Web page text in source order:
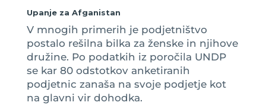
Upanje za Afganistan
V mnogih primerih je podjetništvo
postalo rešilna bilka za ženske in njihove
družine. Po podatkih iz poročila UNDP
se kar 80 odstotkov anketiranih
podjetnic zanaša na svoje podjetje kot
na glavni vir dohodka.